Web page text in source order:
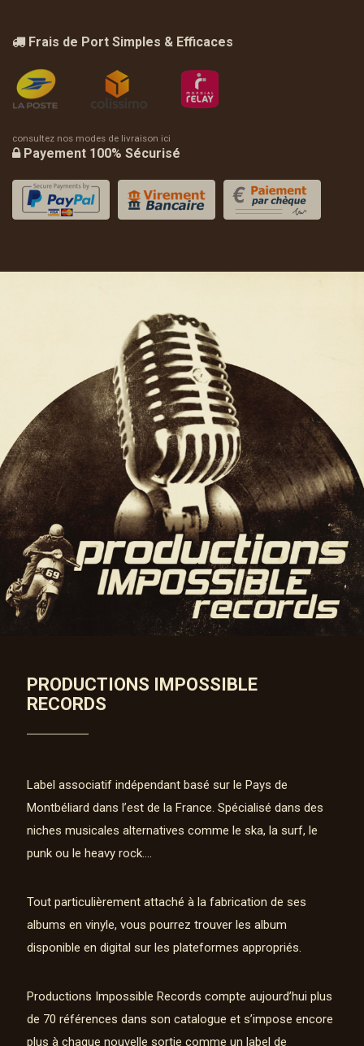
Frais de Port Simples & Efficaces
consultez nos modes de livraison ici
Payement 100% Sécurisé
PRODUCTIONS IMPOSSIBLE
RECORDS
Label associatif indépendant basé sur le Pays de
Montbéliard dans l’est de la France. Spécialisé dans des
niches musicales alternatives comme le ska, la surf, le
punk ou le heavy rock….
Tout particulièrement attaché à la fabrication de ses
albums en vinyle, vous pourrez trouver les album
disponible en digital sur les plateformes appropriés.
Productions Impossible Records compte aujourd’hui plus
de 70 références dans son catalogue et s’impose encore
plus à chaque nouvelle sortie comme un label de